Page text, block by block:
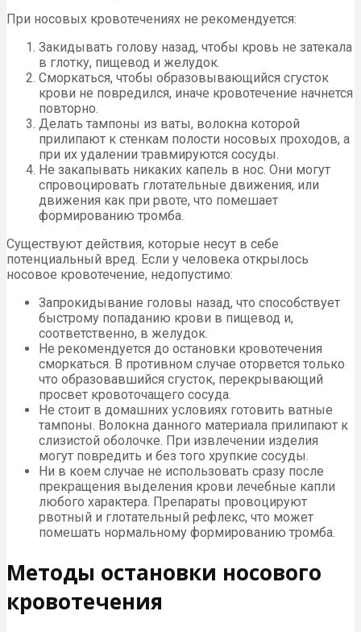
При носовых кровотечениях не рекомендуется:
Закидывать голову назад, чтобы кровь не затекала
в глотку, пищевод и желудок.
Сморкаться, чтобы образовывающийся сгусток
крови не повредился, иначе кровотечение начнется
повторно.
Делать тампоны из ваты, волокна которой
прилипают к стенкам полости носовых проходов, а
при их удалении травмируются сосуды.
Не закапывать никаких капель в нос. Они могут
спровоцировать глотательные движения, или
движения как при рвоте, что помешает
формированию тромба.
Существуют действия, которые несут в себе
потенциальный вред. Если у человека открылось
носовое кровотечение, недопустимо:
Запрокидывание головы назад, что способствует
быстрому попаданию крови в пищевод и,
соответственно, в желудок.
Не рекомендуется до остановки кровотечения
сморкаться. В противном случае оторвется только
что образовавшийся сгусток, перекрывающий
просвет кровоточащего сосуда.
Не стоит в домашних условиях готовить ватные
тампоны. Волокна данного материала прилипают к
слизистой оболочке. При извлечении изделия
могут повредить и без того хрупкие сосуды.
Ни в коем случае не использовать сразу после
прекращения выделения крови лечебные капли
любого характера. Препараты провоцируют
рвотный и глотательный рефлекс, что может
помешать нормальному формированию тромба.
Методы остановки носового
кровотечения